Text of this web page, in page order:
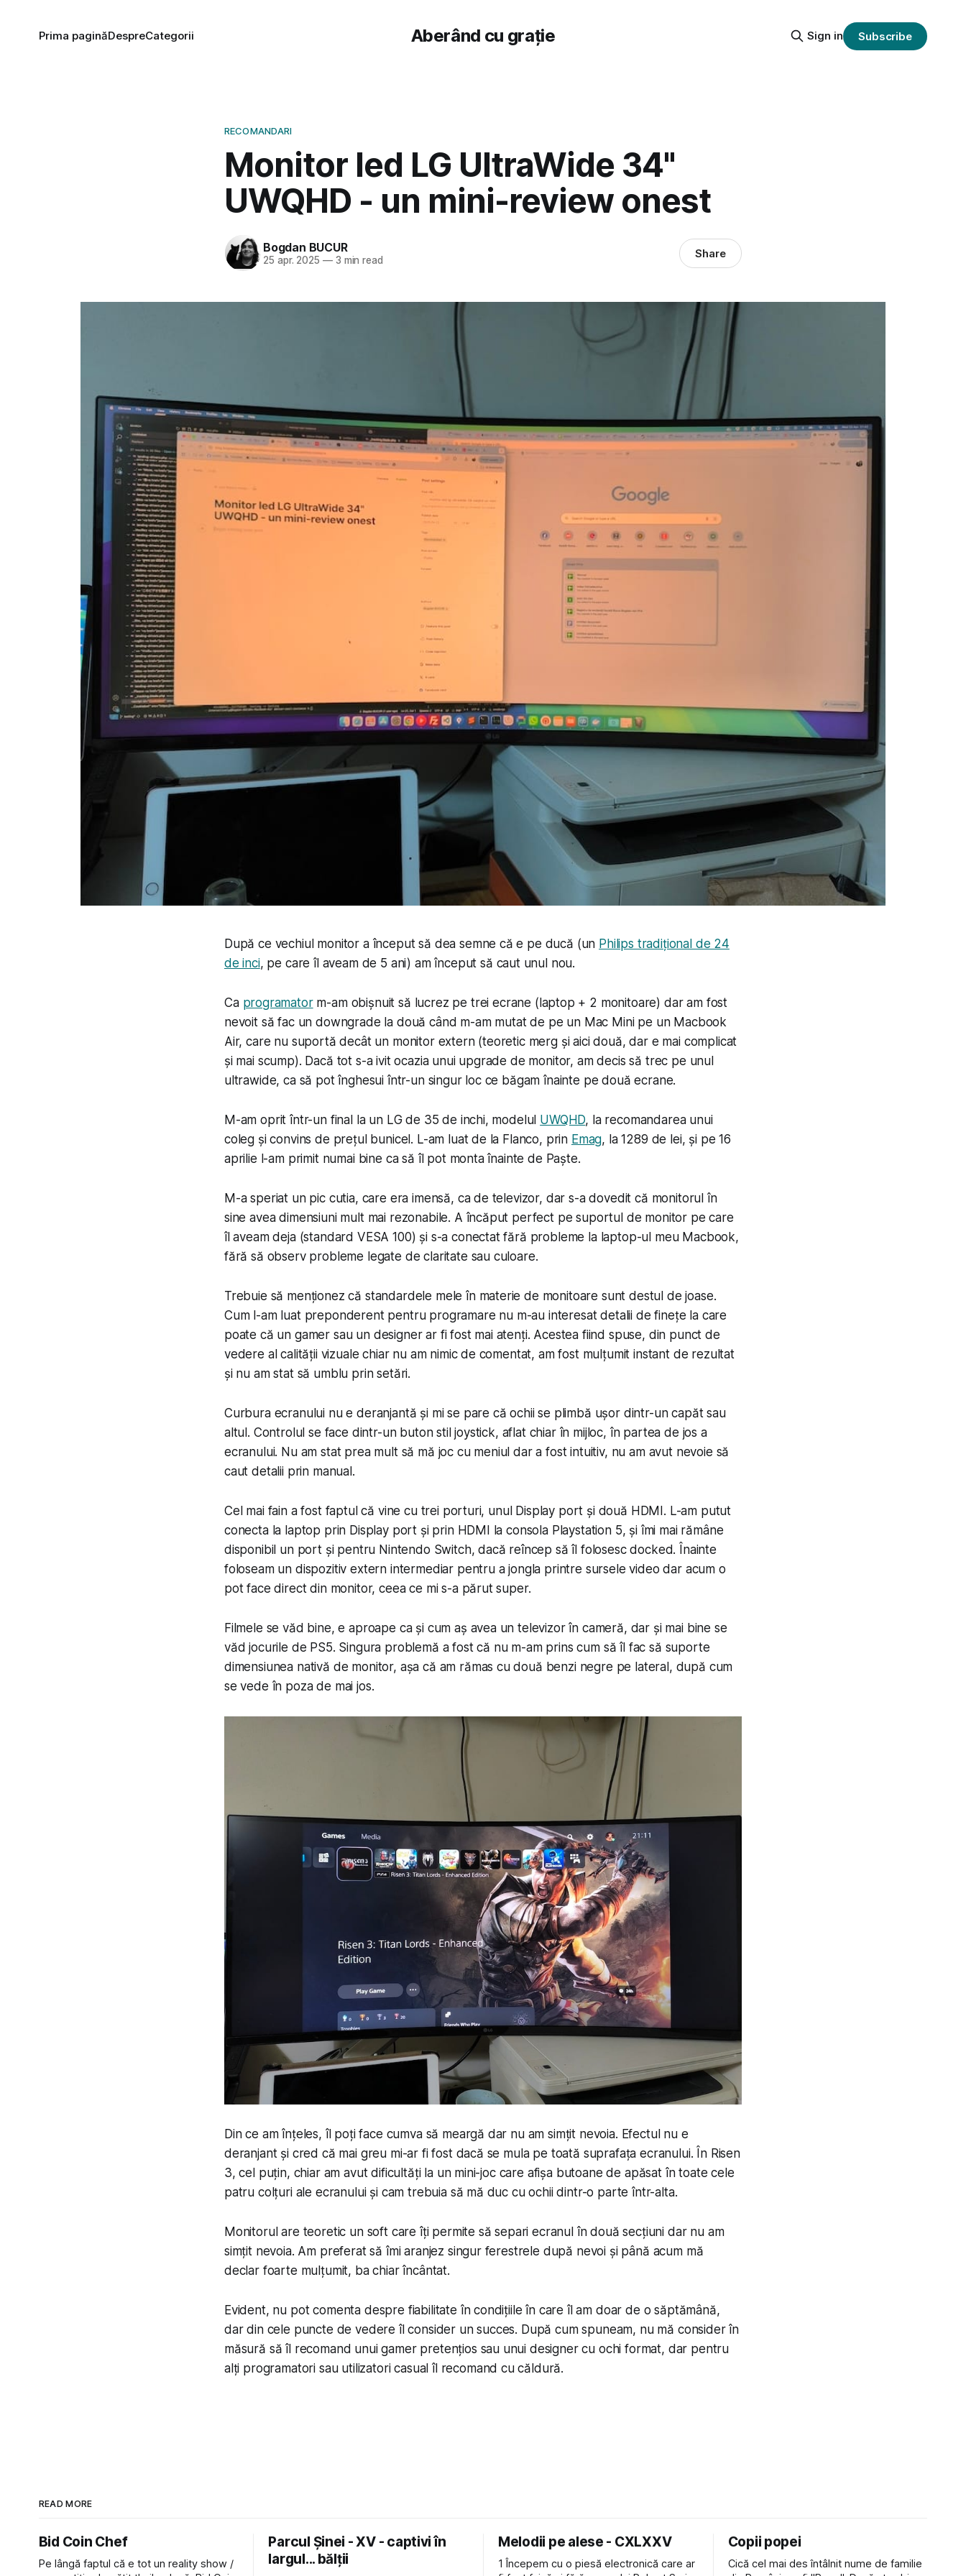
Aberând cu grație
Prima paginăDespreCategorii Sign in Subscribe
RECOMANDARI
Monitor led LG UltraWide 34"
UWQHD - un mini-review onest
Bogdan BUCUR
25 apr. 2025 —3 min read Share
După ce vechiul monitor a început să dea semne că e pe ducă (un Philips tradițional de 24
de inci, pe care îl aveam de 5 ani) am început să caut unul nou.
Ca programatorm-am obișnuit să lucrez pe trei ecrane (laptop + 2 monitoare) dar am fost
nevoit să fac un downgrade la două când m-am mutat de pe un Mac Mini pe un Macbook
Air, care nu suportă decât un monitor extern (teoretic merg și aici două, dar e mai complicat
și mai scump). Dacă tot s-a ivit ocazia unui upgrade de monitor, am decis să trec pe unul
ultrawide, ca să pot înghesui într-un singur loc ce băgam înainte pe două ecrane.
M-am oprit într-un final la un LG de 35 de inchi, modelul UWQHD, la recomandarea unui
coleg și convins de prețul bunicel. L-am luat de la Flanco, prin Emag, la 1289 de lei, și pe 16
aprilie l-am primit numai bine ca să îl pot monta înainte de Paște.
M-a speriat un pic cutia, care era imensă, ca de televizor, dar s-a dovedit că monitorul în
sine avea dimensiuni mult mai rezonabile. A încăput perfect pe suportul de monitor pe care
îl aveam deja (standard VESA 100) și s-a conectat fără probleme la laptop-ul meu Macbook,
fără să observ probleme legate de claritate sau culoare.
Trebuie să menționez că standardele mele în materie de monitoare sunt destul de joase.
Cum l-am luat preponderent pentru programare nu m-au interesat detalii de finețe la care
poate că un gamer sau un designer ar fi fost mai atenți. Acestea fiind spuse, din punct de
vedere al calității vizuale chiar nu am nimic de comentat, am fost mulțumit instant de rezultat
și nu am stat să umblu prin setări.
Curbura ecranului nu e deranjantă și mi se pare că ochii se plimbă ușor dintr-un capăt sau
altul. Controlul se face dintr-un buton stil joystick, aflat chiar în mijloc, în partea de jos a
ecranului. Nu am stat prea mult să mă joc cu meniul dar a fost intuitiv, nu am avut nevoie să
caut detalii prin manual.
Cel mai fain a fost faptul că vine cu trei porturi, unul Display port și două HDMI. L-am putut
conecta la laptop prin Display port și prin HDMI la consola Playstation 5, și îmi mai rămâne
disponibil un port și pentru Nintendo Switch, dacă reîncep să îl folosesc docked. Înainte
foloseam un dispozitiv extern intermediar pentru a jongla printre sursele video dar acum o
pot face direct din monitor, ceea ce mi s-a părut super.
Filmele se văd bine, e aproape ca și cum aș avea un televizor în cameră, dar și mai bine se
văd jocurile de PS5. Singura problemă a fost că nu m-am prins cum să îl fac să suporte
dimensiunea nativă de monitor, așa că am rămas cu două benzi negre pe lateral, după cum
se vede în poza de mai jos.
Din ce am înțeles, îl poți face cumva să meargă dar nu am simțit nevoia. Efectul nu e
deranjant și cred că mai greu mi-ar fi fost dacă se mula pe toată suprafața ecranului. În Risen
3, cel puțin, chiar am avut dificultăți la un mini-joc care afișa butoane de apăsat în toate cele
patru colțuri ale ecranului și cam trebuia să mă duc cu ochii dintr-o parte într-alta.
Monitorul are teoretic un soft care îți permite să separi ecranul în două secțiuni dar nu am
simțit nevoia. Am preferat să îmi aranjez singur ferestrele după nevoi și până acum mă
declar foarte mulțumit, ba chiar încântat.
Evident, nu pot comenta despre fiabilitate în condițiile în care îl am doar de o săptămână,
dar din cele puncte de vedere îl consider un succes. După cum spuneam, nu mă consider în
măsură să îl recomand unui gamer pretențios sau unui designer cu ochi format, dar pentru
alți programatori sau utilizatoricasual îl recomand cu căldură.
READ MORE
Bid Coin Chef
Pe lângă faptul că e tot un reality show /
Parcul Șinei - XV - captivi în
largul... bălții
Melodii pe alese - CXLXXV
1 Începem cu o piesă electronică care ar
Copii popei
Cică cel mai des întâlnit nume de familie